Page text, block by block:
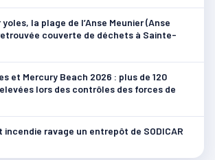
la plage de l’Anse Meunier (Anse
couverte de déchets à Sainte-
et Mercury Beach 2026 : plus de 120
lors des contrôles des forces de
incendie ravage un entrepôt de SODICAR